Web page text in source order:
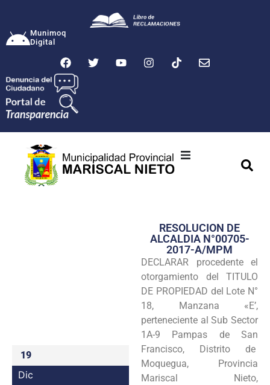
Munimoq
Digital
Transparencia
Seguridad
Programas
Intranet
19
Dic
RESOLUCION DE
ALCALDIA N°00705-
2017-A/MPM
DECLARAR procedente el
otorgamiento del TITULO
DE PROPIEDAD del Lote N°
18, Manzana «E’,
perteneciente al Sub Sector
1A-9 Pampas de San
Francisco, Distrito de
Moquegua, Provincia
Mariscal Nieto,